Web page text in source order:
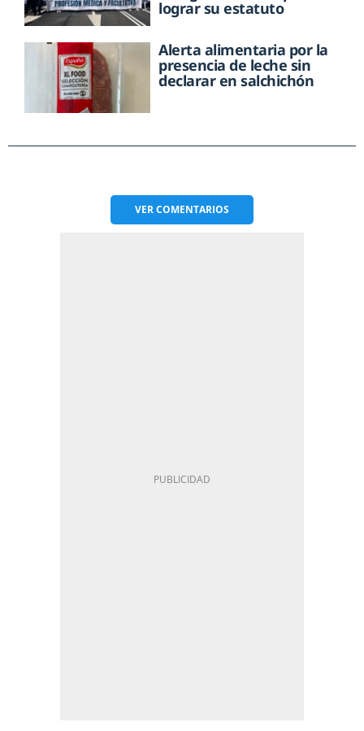
lograr su estatuto
Alerta alimentaria por la
presencia de leche sin
declarar en salchichón
VERCOMENTARIOS